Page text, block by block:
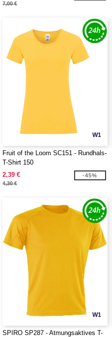
7,00 €
W1
Fruit of the Loom SC151 - Rundhals-
T-Shirt 150
2,39 €
4,30 €
-45%
W1
SPIRO SP287 - Atmungsaktives T-